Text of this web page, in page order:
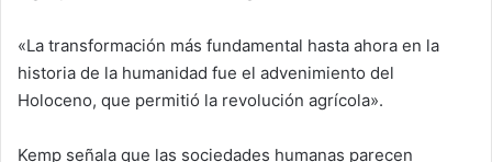
«La transformación más fundamental hasta ahora en la
historia de la humanidad fue el advenimiento del
Holoceno, que permitió la revolución agrícola».
Kemp señala que las sociedades humanas parecen